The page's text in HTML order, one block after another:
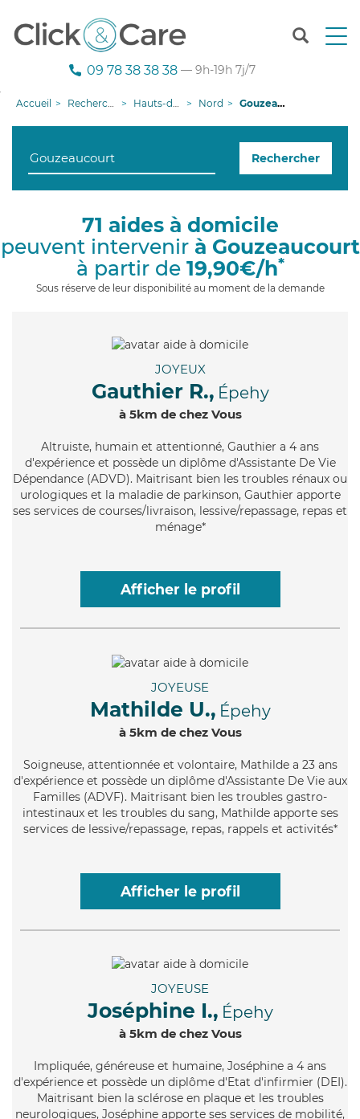
T
n
g
i
09 78 38 38 38 — 9h-19h 7j/7
Accueil Recherche aide à domicile Hauts-de-France Nord Gouzeaucourt
Rechercher
71 aides à domicile
peuvent intervenir à Gouzeaucourt
à partir de 19,90€/h*
Sous réserve de leur disponibilité au moment de la demande
JOYEUX
Gauthier R., Épehy
à 5km de chez Vous
Altruiste, humain et attentionné, Gauthier a 4 ans
d'expérience et possède un diplôme d'Assistante De Vie
Dépendance (ADVD). Maitrisant bien les troubles rénaux ou
urologiques et la maladie de parkinson, Gauthier apporte
ses services de courses/livraison, lessive/repassage, repas et
ménage*
Afficher le profil
JOYEUSE
Mathilde U., Épehy
à 5km de chez Vous
Soigneuse, attentionnée et volontaire, Mathilde a 23 ans
d'expérience et possède un diplôme d'Assistante De Vie aux
Familles (ADVF). Maitrisant bien les troubles gastro-
intestinaux et les troubles du sang, Mathilde apporte ses
services de lessive/repassage, repas, rappels et activités*
Afficher le profil
JOYEUSE
Joséphine I., Épehy
à 5km de chez Vous
Impliquée, généreuse et humaine, Joséphine a 4 ans
d'expérience et possède un diplôme d'Etat d'infirmier (DEI).
Maitrisant bien la sclérose en plaque et les troubles
neurologiques, Joséphine apporte ses services de mobilité,